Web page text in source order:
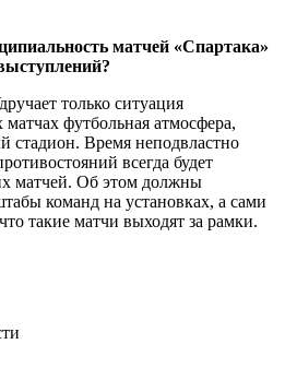
матчей «Спартака»
только ситуация
футбольная атмосфера,
стадион. Время неподвластно
всегда будет
матчей. Об этом должны
команд на установках, а сами
такие матчи выходят за рамки.